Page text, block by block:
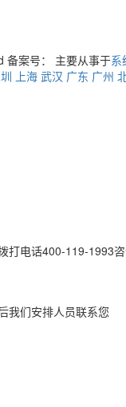
案号：
主要从事于系
上海 武汉 广东 广州
打电话400-119-1993
我们安排人员联系您